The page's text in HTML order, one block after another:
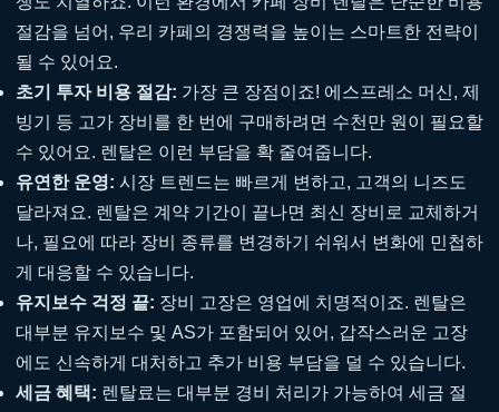
절감을 넘어, 우리 카페의 경쟁력을 높이는 스마트한 전략이
될 수 있어요.
초기 투자 비용 절감: 가장 큰 장점이죠! 에스프레소 머신, 제
빙기 등 고가 장비를 한 번에 구매하려면 수천만 원이 필요할
수 있어요. 렌탈은 이런 부담을 확 줄여줍니다.
유연한 운영: 시장 트렌드는 빠르게 변하고, 고객의 니즈도
달라져요. 렌탈은 계약 기간이 끝나면 최신 장비로 교체하거
나, 필요에 따라 장비 종류를 변경하기 쉬워서 변화에 민첩하
게 대응할 수 있습니다.
유지보수 걱정 끝: 장비 고장은 영업에 치명적이죠. 렌탈은
대부분 유지보수 및 AS가 포함되어 있어, 갑작스러운 고장
에도 신속하게 대처하고 추가 비용 부담을 덜 수 있습니다.
세금 혜택: 렌탈료는 대부분 경비 처리가 가능하여 세금 절